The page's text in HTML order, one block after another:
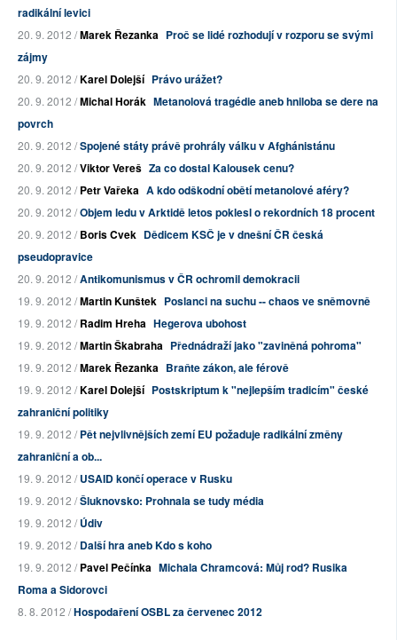
radikální levici
20. 9. 2012 /Marek Řezanka Proč se lidé rozhodují v rozporu se svými
zájmy
20. 9. 2012 /Karel Dolejší Právo urážet?
20. 9. 2012 /Michal Horák Metanolová tragédie aneb hniloba se dere na
povrch
20. 9. 2012 /Spojené státy právě prohrály válku v Afghánistánu
20. 9. 2012 /Viktor Vereš Za co dostal Kalousek cenu?
20. 9. 2012 /Petr Vařeka A kdo odškodní obětí metanolové aféry?
20. 9. 2012 /Objem ledu v Arktidě letos poklesl o rekordních 18 procent
20. 9. 2012 /Boris Cvek Dědicem KSČ je v dnešní ČR česká
pseudopravice
20. 9. 2012 /Antikomunismus v ČR ochromil demokracii
19. 9. 2012 /Martin Kunštek Poslanci na suchu -- chaos ve sněmovně
19. 9. 2012 /Radim Hreha Hegerova ubohost
19. 9. 2012 /Martin Škabraha Přednádraží jako "zaviněná pohroma"
19. 9. 2012 /Marek Řezanka Braňte zákon, ale férově
19. 9. 2012 /Karel Dolejší Postskriptum k "nejlepším tradicím" české
zahraniční politiky
19. 9. 2012 /Pět nejvlivnějších zemí EU požaduje radikální změny
zahraniční a ob...
19. 9. 2012 /USAID končí operace v Rusku
19. 9. 2012 /Šluknovsko: Prohnala se tudy média
19. 9. 2012 /Údiv
19. 9. 2012 /Další hra aneb Kdo s koho
19. 9. 2012 /Pavel Pečínka Michala Chramcová: Můj rod? Rusika
Roma a Sidorovci
8. 8. 2012 /Hospodaření OSBL za červenec 2012